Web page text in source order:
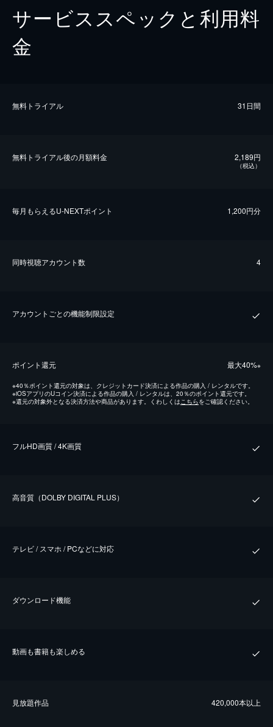
サービススペックと利用料
金
無料トライアル 31日間
無料トライアル後の⽉額料金 2,189円
（税込）
毎⽉もらえるU-NEXTポイント 1,200円分
同時視聴アカウント数 4
アカウントごとの機能制限設定
ポイント還元 最⼤40%※
※40％ポイント還元の対象は、クレジットカード決済による作品の購入 / レンタルです。
※iOSアプリのUコイン決済による作品の購入 / レンタルは、20％のポイント還元です。
※還元の対象外となる決済方法や商品があります。くわしくはこちらをご確認ください。
フルHD画質 / 4K画質
⾼⾳質（DOLBY DIGITAL PLUS）
テレビ / スマホ / PCなどに対応
ダウンロード機能
動画も書籍も楽しめる
⾒放題作品 420,000本以上